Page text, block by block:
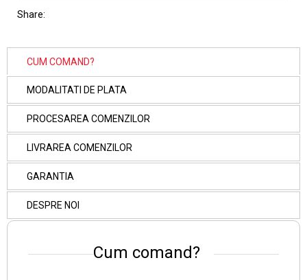
Share:
CUM COMAND?
MODALITATI DE PLATA
PROCESAREA COMENZILOR
LIVRAREA COMENZILOR
GARANTIA
DESPRE NOI
Cum comand?